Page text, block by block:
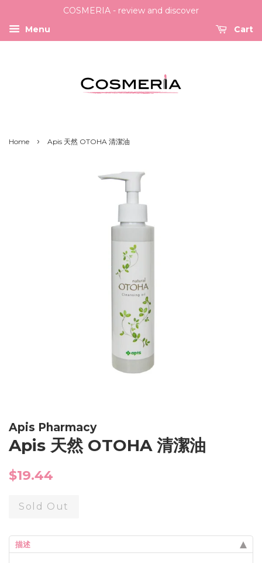
COSMERIA - review and discover
Menu
Cart
Home › Apis 天然 OTOHA 清潔油
Apis Pharmacy
Apis 天然 OTOHA 清潔油
Regular
$19.44
Sold Out
描述